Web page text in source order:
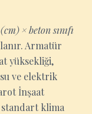
× beton sınıfı
Armatür
yüksekliği,
ve elektrik
İnşaat
klima